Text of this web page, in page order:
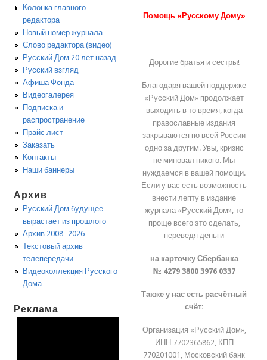
Колонка главного
редактора
Новый номер журнала
Слово редактора (видео)
Русский Дом 20 лет назад
Русский взгляд
Афиша Фонда
Видеогалерея
Подписка и
распространение
Прайс лист
Заказать
Контакты
Наши баннеры
Архив
Русский Дом будущее
вырастает из прошлого
Архив 2008 -2026
Текстовый архив
телепередачи
Видеоколлекция Русского
Дома
Реклама
Помощь «Русскому Дому»
Дорогие братья и сестры!
Благодаря вашей поддержке
«Русский Дом» продолжает
выходить в то время, когда
православные издания
закрываются по всей России
одно за другим. Увы, кризис
не миновал никого. Мы
нуждаемся в вашей помощи.
Если у вас есть возможность
внести лепту в издание
журнала «Русский Дом», то
проще всего это сделать,
переведя деньги
на карточку Сбербанка
№ 4279 3800 3976 0337
Также у нас есть расчётный
счёт:
Организация «Русский Дом»,
ИНН 7702365862, КПП
770201001, Московский банк